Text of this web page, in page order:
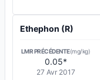
Ethephon (R)
LMR PRÉCÉDENTE(mg/kg)
0.05*
27 Avr 2017